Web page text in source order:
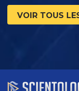
VOIR TOUS